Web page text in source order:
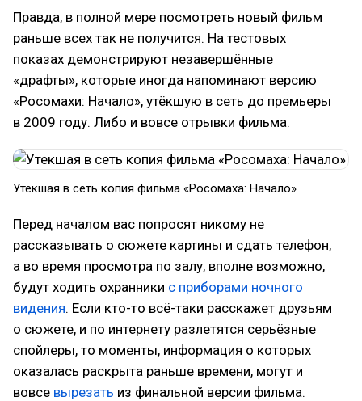
Правда, в полной мере посмотреть новый фильм
раньше всех так не получится. На тестовых
показах демонстрируют незавершённые
«драфты», которые иногда напоминают версию
«Росомахи: Начало», утёкшую в сеть до премьеры
в 2009 году. Либо и вовсе отрывки фильма.
Утекшая в сеть копия фильма «Росомаха: Начало»
Перед началом вас попросят никому не
рассказывать о сюжете картины и сдать телефон,
а во время просмотра по залу, вполне возможно,
будут ходить охранники с приборами ночного
видения. Если кто-то всё-таки расскажет друзьям
о сюжете, и по интернету разлетятся серьёзные
спойлеры, то моменты, информация о которых
оказалась раскрыта раньше времени, могут и
вовсе вырезать из финальной версии фильма.